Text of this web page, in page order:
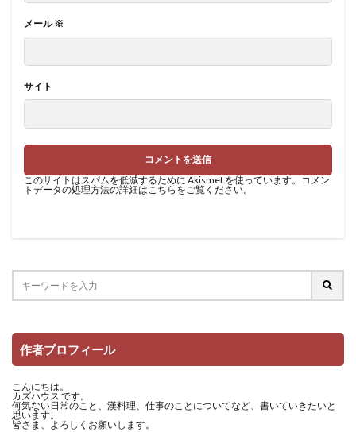
メール※
サイト
このサイトはスパムを低減するために Akismet を使っています。 コメン
トデータの処理方法の詳細はこちらをご覧ください。
作者プロフィール
こんにちは。
カズハウス です。
何気ない日常のこと、漢料理、仕事のことについてなど、書いていきたいと
思います。
皆さま、よろしくお願いします。